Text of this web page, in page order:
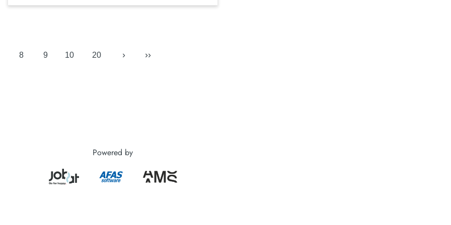
8 9 10 20 › ››
Powered by